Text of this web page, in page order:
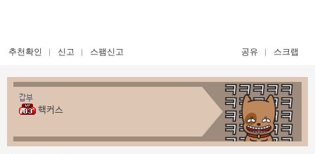
추천확인 신고 스팸신고 공유 스크랩
갑부
핵커스